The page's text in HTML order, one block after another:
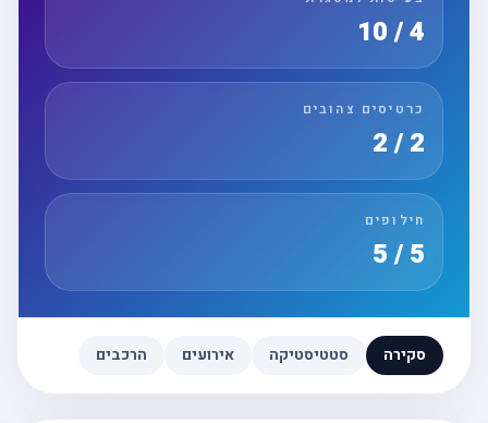
כרטיסים צהובים
חילופים
סקירה סטטיסטיקה אירועים הרכבים